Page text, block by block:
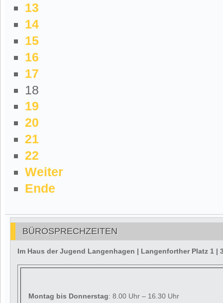
13
14
15
16
17
18
19
20
21
22
Weiter
Ende
BÜROSPRECHZEITEN
Im Haus der Jugend Langenhagen | Langenforther Platz 1 |
Montag bis Donnerstag: 8.00 Uhr – 16.30 Uhr